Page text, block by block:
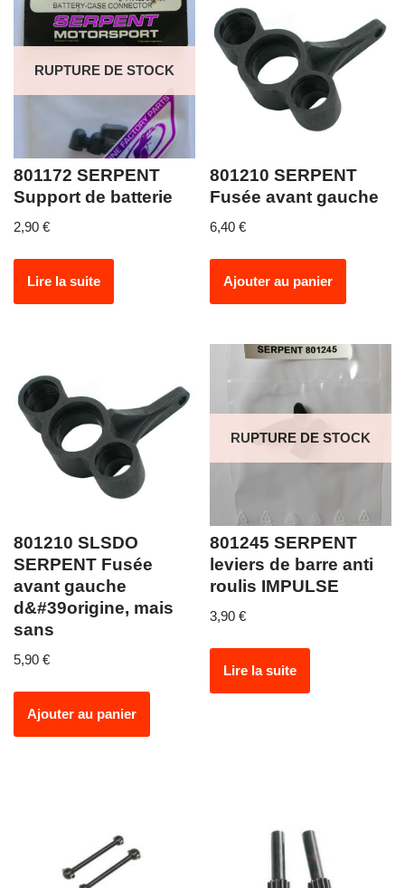
RUPTURE DE STOCK
801172 SERPENT
Support de batterie
2,90 €
Lire la suite
801210 SERPENT
Fusée avant gauche
6,40€
Ajouter au panier
801210 SLSDO
SERPENT Fusée
avant gauche
d&#39origine, mais
sans
5,90 €
Ajouter au panier
RUPTURE DE STOCK
801245 SERPENT
leviers de barre anti
roulis IMPULSE
3,90€
Lire la suite